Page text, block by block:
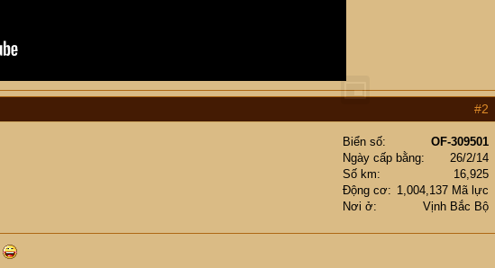
#2
Biển số
OF-309501
Ngày cấp bằng
26/2/14
Số km
16,925
Động cơ
1,004,137 Mã lực
Nơi ở
Vịnh Bắc Bộ